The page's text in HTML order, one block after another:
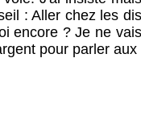
: Aller chez les
encore ? Je ne
pour parler aux